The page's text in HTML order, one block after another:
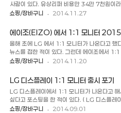
끼지 못하는 부분도 있다. ) 삼성에서 업무용으
을 내 놓았다. 이름하여 노트북9 NT930X2K-
샀다는 얘기는 아니고 좋아보여 구매를 할까 생
사람이 있다. 유상리퍼 비용만 34만 7천원이
타까운 일이 아닐 수 없다. 아이폰 6가 나오면서
스 뭐가 좋을까 알아 보던 중에 Rhinoshield
Crash Guard 라는 케이스를 발견하였다. 킥
펀딩을 했는데 이미 펀딩은 종료 된 거 같고
http://www.evolutivelabs.com/ 홈페이
달러로 판매하고 있다. 범퍼형 스타일이라 아이
주장) 에서도 아이폰을 보호해 준다고 하니 가
쇼핑/장바구니 2014.11.27
에이조(EIZO) 에서 1:1 모니터
출시예정
올해 초에 LG 에서 1:1 모니터가 나온다고 했
뉴스를 접한 적이 있다. 그런데 에이조에서 1:1
한다고 뉴스를 발표하였다. ( 출처 :
상 이야기/장바구니] - LG 디스플레이 1:1 모
기/장바구니] - LG 디스플레이 1:1 모니터 출
본회사 에이조에서 1:1 모니터를 출시한다고
나오는거니 가격에는 자비가 없을 듯한데 일반
할 수 있다는 것에 큰 의의를 두고 싶다. ( 나와
쇼핑/장바구니 2014.11.20
LG 디스플레이 1:1 모니터 출시 포기
LG 디스플레이에서 1:1 모니터가 나온다고 해
싶다고 포스팅을 한 적이 있다. ( LG 디스플레
그런데 최근에 뉴스에서 LG 디스플레이에서
쇼핑/장바구니 2014.09.01